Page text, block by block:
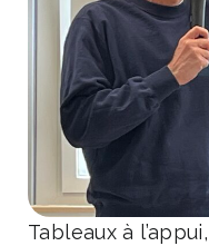
Tableaux à